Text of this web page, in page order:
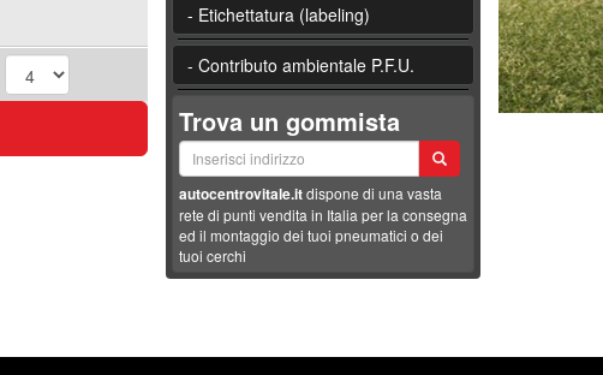
- Etichettatura (labeling)
- Contributo ambientale P.F.U.
Trova un gommista
autocentrovitale.itdispone di una vasta
rete di punti vendita in Italia per la consegna
ed il montaggio dei tuoi pneumatici o dei
tuoi cerchi